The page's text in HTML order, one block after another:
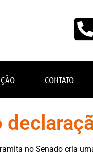
CONTATO
no Senado cria